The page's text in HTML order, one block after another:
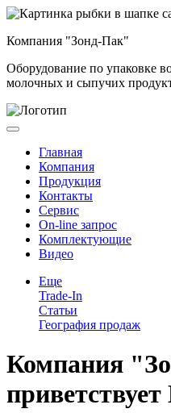
Компания "Зонд-Пак"
Оборудование по упаковке
молочных и сыпучих
Главная
Компания
Продукция
Контакты
Сервис
On-line запрос
Комплектующие
Видео
Еще
Trade-In
Статьи
География продаж
Компания